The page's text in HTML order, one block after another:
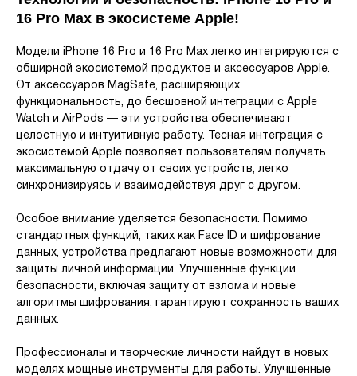
16 Pro Max в экосистеме Apple!
Модели iPhone 16 Pro и 16 Pro Max легко интегрируются с
обширной экосистемой продуктов и аксессуаров Apple.
От аксессуаров MagSafe, расширяющих
функциональность, до бесшовной интеграции с Apple
Watch и AirPods — эти устройства обеспечивают
целостную и интуитивную работу. Тесная интеграция с
экосистемой Apple позволяет пользователям получать
максимальную отдачу от своих устройств, легко
синхронизируясь и взаимодействуя друг с другом.
Особое внимание уделяется безопасности. Помимо
стандартных функций, таких как Face ID и шифрование
данных, устройства предлагают новые возможности для
защиты личной информации. Улучшенные функции
безопасности, включая защиту от взлома и новые
алгоритмы шифрования, гарантируют сохранность ваших
данных.
Профессионалы и творческие личности найдут в новых
моделях мощные инструменты для работы. Улучшенные